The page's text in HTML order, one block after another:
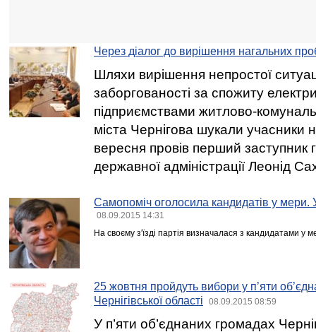
Через діалог до вирішення нагальних
Шляхи вирішення непростої
заборгованості за спожиту
підприємствами житлово-
міста Чернігова шукали учасники
вересня провів перший заступник
державної адміністрації Леонід
Самопоміч оголосила кандидатів у мери.
08.09.2015 14:31
На своєму з'їзді партія визначалася з кандидатами у
25 жовтня пройдуть вибори у п’яти
Чернігівської області
08.09.2015 08:59
У п’яти об’єднаних громадах